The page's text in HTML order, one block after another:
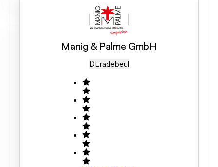
Manig & Palme GmbH
DERadebeul